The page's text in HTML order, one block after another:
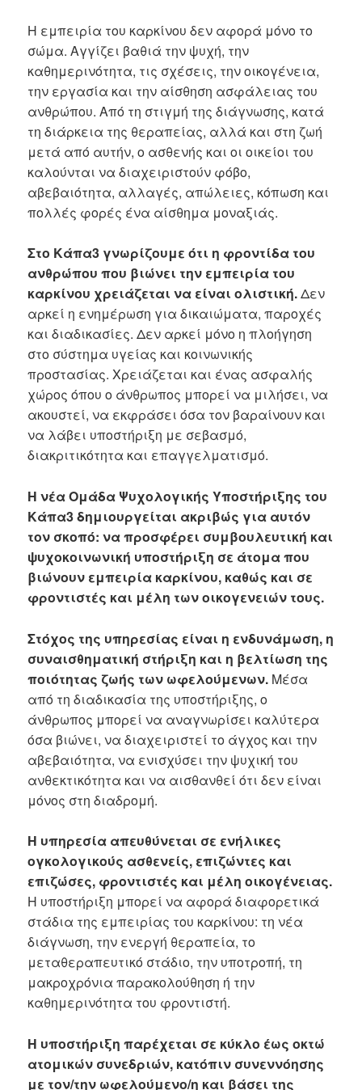
Η εμπειρία του καρκίνου δεν αφορά μόνο το
σώμα. Αγγίζει βαθιά την ψυχή, την
καθημερινότητα, τις σχέσεις, την οικογένεια,
την εργασία και την αίσθηση ασφάλειας του
ανθρώπου. Από τη στιγμή της διάγνωσης, κατά
τη διάρκεια της θεραπείας, αλλά και στη ζωή
μετά από αυτήν, ο ασθενής και οι οικείοι του
καλούνται να διαχειριστούν φόβο,
αβεβαιότητα, αλλαγές, απώλειες, κόπωση και
πολλές φορές ένα αίσθημα μοναξιάς.
Στο Κάπα3 γνωρίζουμε ότι η φροντίδα του
ανθρώπου που βιώνει την εμπειρία του
καρκίνου χρειάζεται να είναι ολιστική.Δεν
αρκεί η ενημέρωση για δικαιώματα, παροχές
και διαδικασίες. Δεν αρκεί μόνο η πλοήγηση
στο σύστημα υγείας και κοινωνικής
προστασίας. Χρειάζεται και ένας ασφαλής
χώρος όπου ο άνθρωπος μπορεί να μιλήσει, να
ακουστεί, να εκφράσει όσα τον βαραίνουν και
να λάβει υποστήριξη με σεβασμό,
διακριτικότητα και επαγγελματισμό.
Η νέα Ομάδα Ψυχολογικής Υποστήριξης του
Κάπα3 δημιουργείται ακριβώς για αυτόν
τον σκοπό: να προσφέρει συμβουλευτική και
ψυχοκοινωνική υποστήριξη σε άτομα που
βιώνουν εμπειρία καρκίνου, καθώς και σε
φροντιστές και μέλη των οικογενειών τους.
Στόχος της υπηρεσίας είναι η ενδυνάμωση, η
συναισθηματική στήριξη και η βελτίωση της
ποιότητας ζωής των ωφελούμενων. Μέσα
από τη διαδικασία της υποστήριξης, ο
άνθρωπος μπορεί να αναγνωρίσει καλύτερα
όσα βιώνει, να διαχειριστεί το άγχος και την
αβεβαιότητα, να ενισχύσει την ψυχική του
ανθεκτικότητα και να αισθανθεί ότι δεν είναι
μόνος στη διαδρομή.
Η υπηρεσία απευθύνεται σε ενήλικες
ογκολογικούς ασθενείς, επιζώντες και
επιζώσες, φροντιστές και μέλη οικογένειας.
Η υποστήριξη μπορεί να αφορά διαφορετικά
στάδια της εμπειρίας του καρκίνου: τη νέα
διάγνωση, την ενεργή θεραπεία, το
μεταθεραπευτικό στάδιο, την υποτροπή, τη
μακροχρόνια παρακολούθηση ή την
καθημερινότητα του φροντιστή.
Η υποστήριξη παρέχεται σε κύκλο έως οκτώ
ατομικών συνεδριών, κατόπιν συνεννόησης
με τον/την ωφελούμενο/η και βάσει της